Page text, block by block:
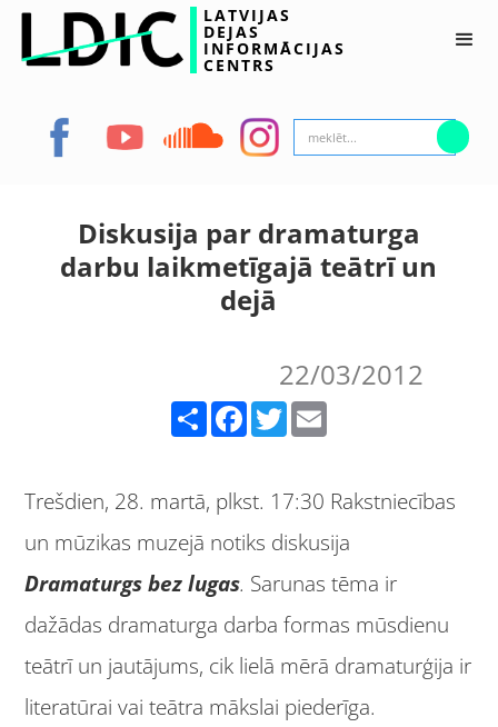
LATVIJAS
DEJAS
INFORMĀCIJAS
CENTRS
Diskusija par dramaturga
darbu laikmetīgajā teātrī un
dejā
22/03/2012
Facebook Twitter
Trešdien, 28. martā, plkst. 17:30 Rakstniecības
un mūzikas muzejā notiks diskusija
Dramaturgs bez lugas. Sarunas tēma ir
dažādas dramaturga darba formas mūsdienu
teātrī un jautājums, cik lielā mērā dramaturģija ir
literatūrai vai teātra mākslai piederīga.